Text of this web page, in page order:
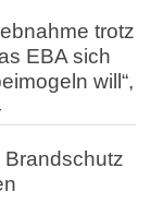
trotz
EBA sich
will“,